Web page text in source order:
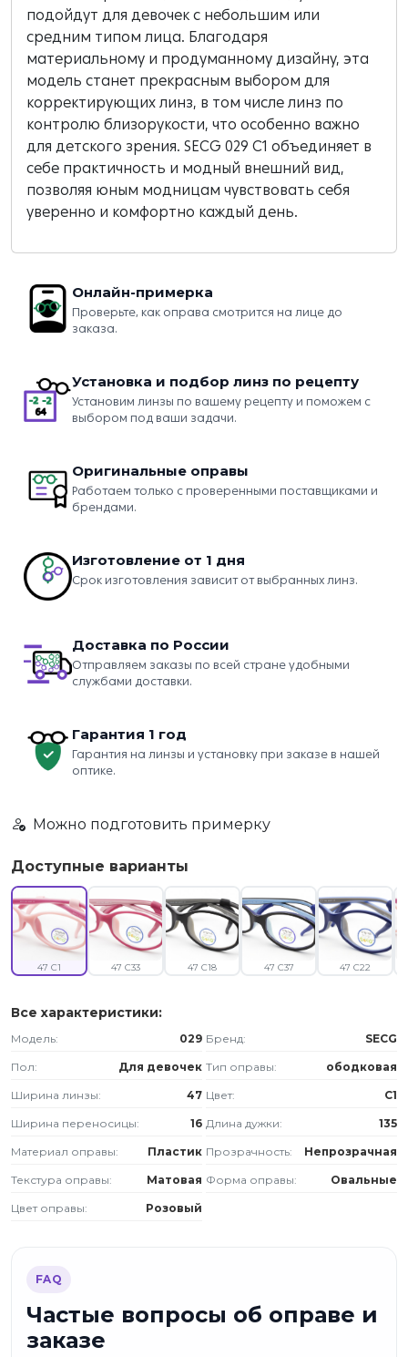
подойдут для девочек с небольшим или
средним типом лица. Благодаря
материальному и продуманному дизайну, эта
модель станет прекрасным выбором для
корректирующих линз, в том числе линз по
контролю близорукости, что особенно важно
для детского зрения. SECG 029 C1 объединяет в
себе практичность и модный внешний вид,
позволяя юным модницам чувствовать себя
уверенно и комфортно каждый день.
Онлайн-примерка
Проверьте, как оправа смотрится на лице до
заказа.
Установка и подбор линз по рецепту
Установим линзы по вашему рецепту и поможем с
выбором под ваши задачи.
Оригинальные оправы
Работаем только с проверенными поставщиками и
брендами.
Изготовление от 1 дня
Срок изготовления зависит от выбранных линз.
Доставка по России
Отправляем заказы по всей стране удобными
службами доставки.
Гарантия 1 год
Гарантия на линзы и установку при заказе в нашей
оптике.
Можно подготовить примерку
Доступные варианты
47 C1 47 C33 47 C18 47 C37 47 C22
Все характеристики:
Модель: 029 Бренд: SECG
Пол: Для девочек Тип оправы: ободковая
Ширина линзы: 47 Цвет: C1
Ширина переносицы: 16 Длина дужки: 135
Материал оправы: Пластик Прозрачность: Непрозрачная
Текстура оправы: Матовая Форма оправы: Овальные
Цвет оправы: Розовый
FAQ
Частые вопросы об оправе и
заказе